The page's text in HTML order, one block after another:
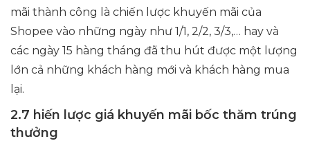
mãi thành công là chiến lược khuyến mãi của
Shopee vào những ngày như 1/1, 2/2, 3/3,… hay và
các ngày 15 hàng tháng đã thu hút được một lượng
lớn cả những khách hàng mới và khách hàng mua
lại.
2.7 hiến lược giá khuyến mãi bốc thăm trúng
thưởng